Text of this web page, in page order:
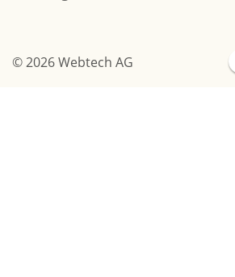
© 2026 Webtech AG